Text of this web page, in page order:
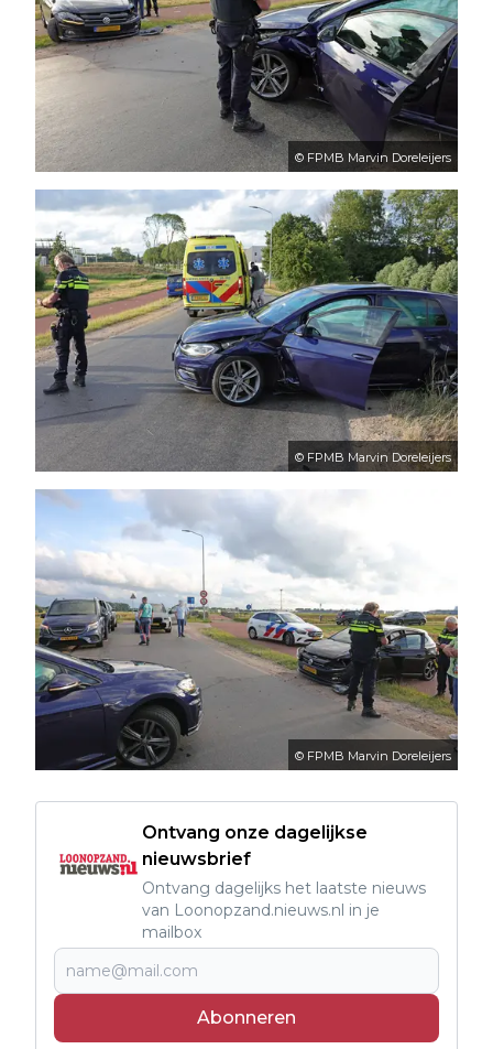
© FPMB Marvin Doreleijers
© FPMB Marvin Doreleijers
© FPMB Marvin Doreleijers
Ontvang onze dagelijkse
nieuwsbrief
Ontvang dagelijks het laatste nieuws
van Loonopzand.nieuws.nl in je
mailbox
Abonneren